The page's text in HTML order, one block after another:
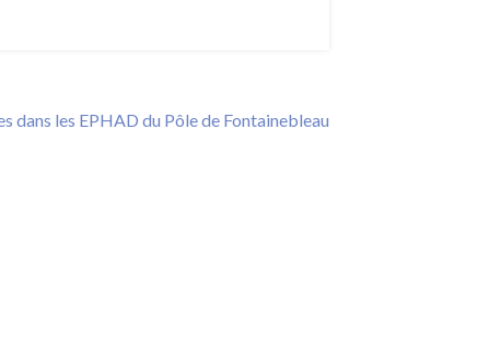
dans les EPHAD du Pôle de Fontainebleau